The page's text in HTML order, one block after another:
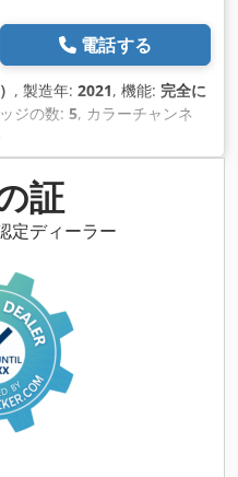
電話する
, 製造年: 2021, 機能: 完全に
ジの数: 5, カラーチャンネ
度:
mm, 給紙トレイの数:4, 最
流の種類:
証
定ディーラー